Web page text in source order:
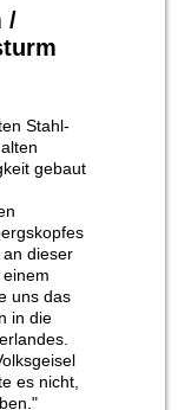
/
Stahl-
gebaut
dieser
uns das
in die
es nicht,